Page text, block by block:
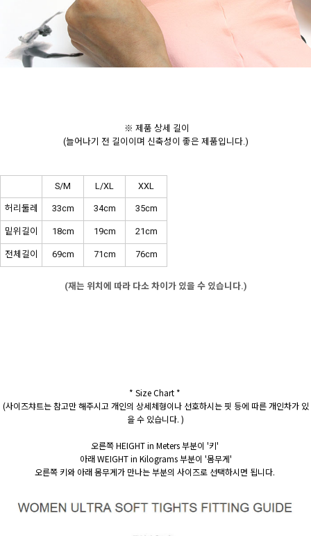
※ 제품 상세 길이
(늘어나기 전 길이이며 신축성이 좋은 제품입니다.)
S/M L/XL
XXL
허리둘레
33cm 34cm
35cm
밑위길이
18cm 19cm
21cm
전체길이
69cm 71cm 76cm
(재는 위치에 따라 다소 차이가 있을 수 있습니다.)
* Size Chart *
(사이즈챠트는 참고만 해주시고 개인의 상세체형이나 선호하시는 핏 등에 따른 개인차가 있
을 수 있습니다. )
오른쪽 HEIGHT in Meters 부분이 '키'
아래 WEIGHT in Kilograms 부분이 '몸무게'
오른쪽 키와 아래 몸무게가 만나는 부분의 사이즈로 선택하시면 됩니다.